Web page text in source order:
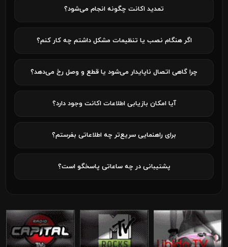
تمدید اکانت چگونه انجام می‌شود؟
اگر هنگام نصب یا تنظیمات مشکل داشتم چه کار کنم؟
چرا گاهی اتصال ناپایدار می‌شود یا قطع و وصل رخ می‌دهد؟
آیا امکان بازیابی اطلاعات اکانت وجود دارد؟
برای راهنمایی سریع‌تر چه اطلاعاتی بفرستم؟
پشتیبانی در چه ساعاتی پاسخگو است؟